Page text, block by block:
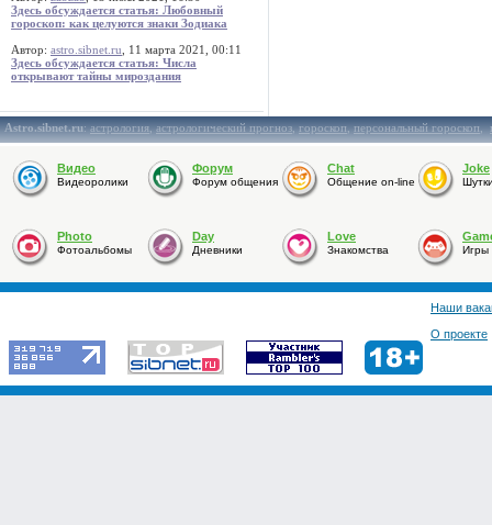
Здесь обсуждается статья: Любовный
гороскоп: как целуются знаки Зодиака
Автор: astro.sibnet.ru , 11 марта 2021, 00:11
Здесь обсуждается статья: Числа
открывают тайны мироздания
Astro.sibnet.ru:астрология,астрологический прогноз,гороскоп,персональный гороскоп,
Видео
Видеоролики
Форум
Форум общения
Chat
Общение on-line
Joke
Photo
Фотоальбомы
Day
Дневники
Love
Знакомства Игры
Наши
О проекте